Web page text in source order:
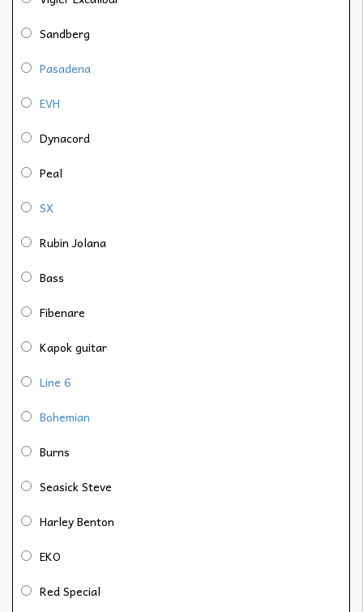
Sandberg
Pasadena
EVH
Dynacord
Peal
SX
Rubin Jolana
Bass
Fibenare
Kapok guitar
Line 6
Bohemian
Burns
Seasick Steve
Harley Benton
EKO
Red Special